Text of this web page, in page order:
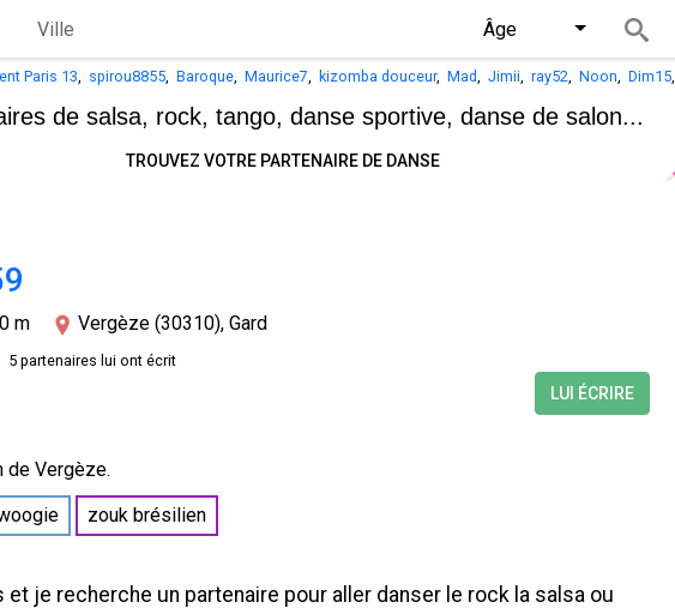
Âge
Paris 13, spirou8855, Baroque, Maurice7, kizomba douceur, Mad, Jimii, ray52, Noon, Dim15,
de salsa, rock, tango, danse sportive, danse de salon...
TROUVEZ VOTRE PARTENAIRE DE DANSE
m Vergèze (30310), Gard
5 partenaires lui ont écrit
LUI ÉCRIRE
de Vergèze.
zouk brésilien
et je recherche un partenaire pour aller danser le rock la salsa ou